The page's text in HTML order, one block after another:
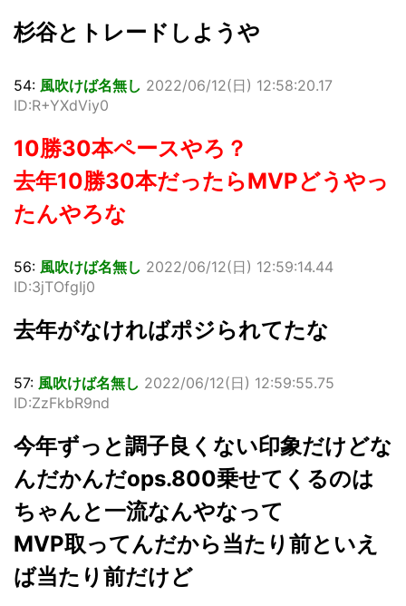
杉谷とトレードしようや
54: 風吹けば名無し 2022/06/12(日) 12:58:20.17
ID:R+YXdViy0
10勝30本ペースやろ？
去年10勝30本だったらMVPどうやっ
たんやろな
56: 風吹けば名無し 2022/06/12(日) 12:59:14.44
ID:3jTOfgIj0
去年がなければポジられてたな
57: 風吹けば名無し 2022/06/12(日) 12:59:55.75
ID:ZzFkbR9nd
今年ずっと調子良くない印象だけどな
んだかんだops.800乗せてくるのは
ちゃんと一流なんやなって
MVP取ってんだから当たり前といえ
ば当たり前だけど